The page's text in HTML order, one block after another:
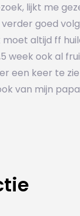
lijkt me
goed
moet altijd ff
week ook al
een keer te
van mijn